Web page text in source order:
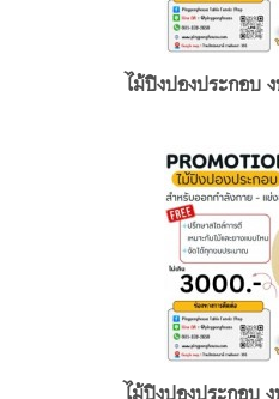
ไม้ปิงปองประกอบ